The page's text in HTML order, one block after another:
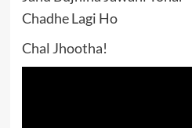
Chadhe Lagi Ho
Chal Jhootha!